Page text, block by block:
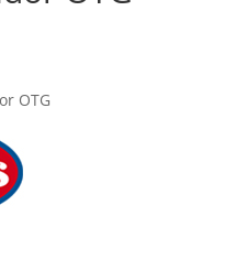
curent
este:
lei.
OTG